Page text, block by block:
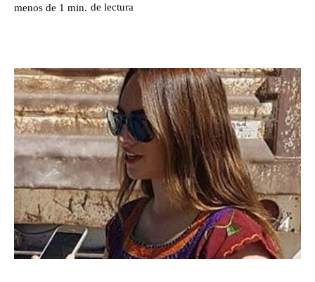
menos de 1 min. de lectura